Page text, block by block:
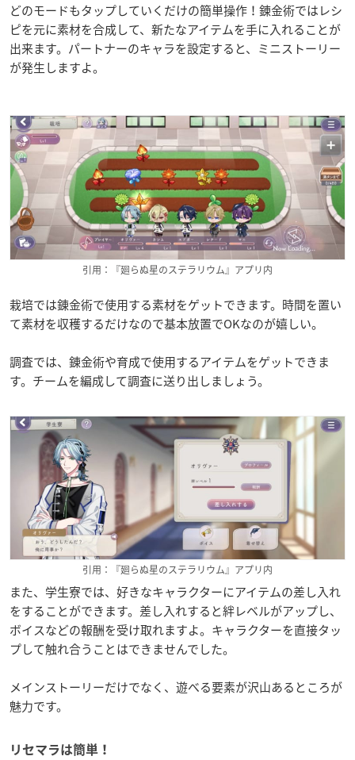
どのモードもタップしていくだけの簡単操作！錬金術ではレシ
ピを元に素材を合成して、新たなアイテムを手に入れることが
出来ます。パートナーのキャラを設定すると、ミニストーリー
が発生しますよ。
引用：『廻らぬ星のステラリウム』アプリ内
栽培では錬金術で使用する素材をゲットできます。時間を置い
て素材を収穫するだけなので基本放置でOKなのが嬉しい。
調査では、錬金術や育成で使用するアイテムをゲットできま
す。チームを編成して調査に送り出しましょう。
引用：『廻らぬ星のステラリウム』アプリ内
また、学生寮では、好きなキャラクターにアイテムの差し入れ
をすることができます。差し入れすると絆レベルがアップし、
ボイスなどの報酬を受け取れますよ。キャラクターを直接タッ
プして触れ合うことはできませんでした。
メインストーリーだけでなく、遊べる要素が沢山あるところが
魅力です。
リセマラは簡単！